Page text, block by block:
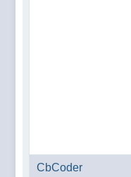
CbCoder